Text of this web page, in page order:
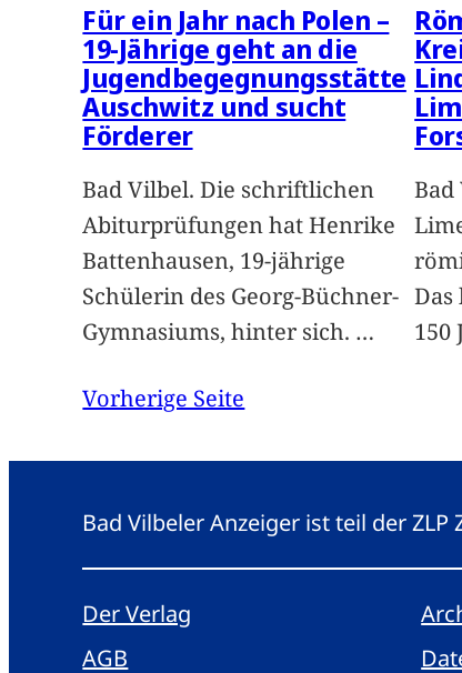
Für ein Jahr nach Polen –
19-Jährige geht an die
Jugendbegegnungsstätte
Auschwitz und sucht
Förderer
Bad Vilbel. Die schriftlichen
Abiturprüfungen hat Henrike
Battenhausen, 19-jährige
Schülerin des Georg-Büchner-
Gymnasiums, hinter sich. …
Bad
Das
150
Vorherige Seite
Bad Vilbeler Anzeiger ist teil der
Der Verlag
AGB